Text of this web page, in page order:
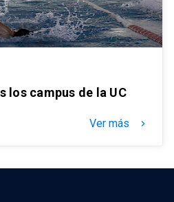
los campus de la UC
Ver más keyboard_arrow_right